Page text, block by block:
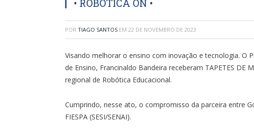
• ROBÓTICA ON •
POR TIAGO SANTOS EM 22 DE NOVEMBRO DE 2023
Visando melhorar o ensino com inovação e tecnologia.
de Ensino, Francinaldo Bandeira receberam TAPETES DE
regional de Robótica Educacional.
Cumprindo, nesse ato, o compromisso da parceira entre
FIESPA (SESI/SENAI).